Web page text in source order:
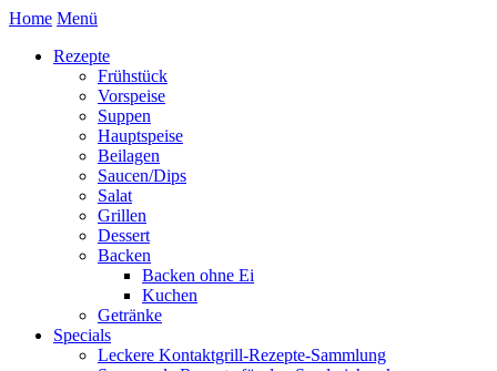
Home Menü
Rezepte
Frühstück
Vorspeise
Suppen
Hauptspeise
Beilagen
Saucen/Dips
Salat
Grillen
Dessert
Backen
Backen ohne Ei
Kuchen
Getränke
Specials
Leckere Kontaktgrill-Rezepte-Sammlung